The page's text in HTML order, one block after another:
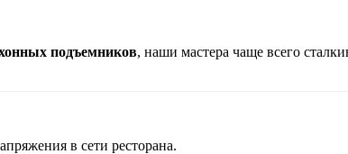
подъемников, наши мастера чаще всего
в сети ресторана.